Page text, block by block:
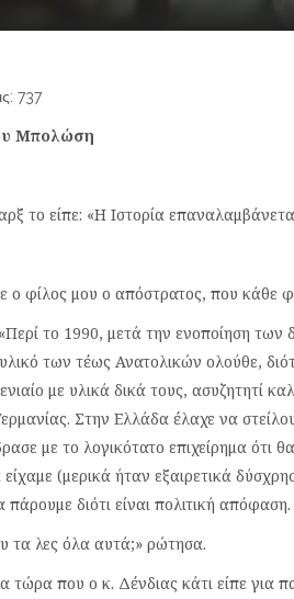
737
Μπολώση
το είπε: «Η Ιστορία
ο φίλος μου ο απόστρατος, που κάθε
το 1990, μετά την ενοποίηση
των τέως Ανατολικών ολούθε,
με υλικά δικά τους, ασυζητητί
Στην Ελλάδα έλαχε να
με το λογικότατο επιχείρημα
(μερικά ήταν εξαιρετικά
πάρουμε διότι είναι πολιτική
τα λες όλα αυτά;» ρώτησα.
τώρα που ο κ. Δένδιας κάτι είπε για